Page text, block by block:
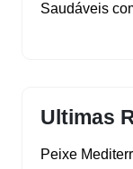
Saudáveis
Ultimas
Peixe